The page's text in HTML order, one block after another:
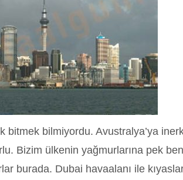
bitmek bilmiyordu. Avustralya’ya
Bizim ülkenin yağmurlarına pek
burada. Dubai havaalanı ile